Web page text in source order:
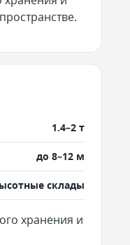
1.4–2 т
до 8–12 м
склады
хранения и